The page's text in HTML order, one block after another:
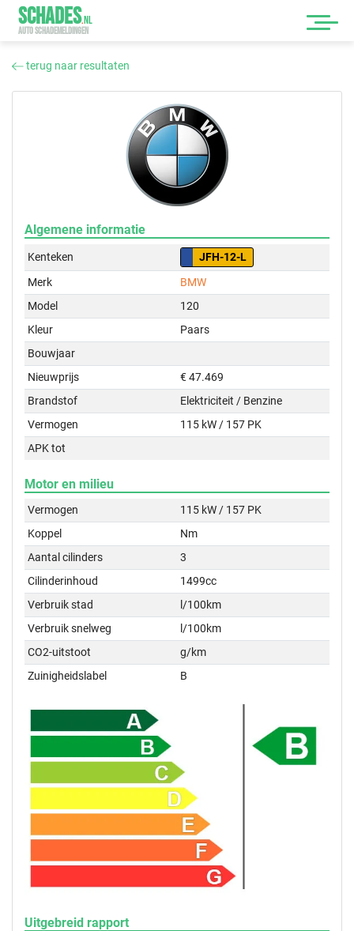
SCHADES.NL
AUTO SCHADEMELDINGEN
terug naar resultaten
Algemene informatie
Kenteken
JFH-12-L
Merk
BMW
Model
120
Kleur
Paars
Bouwjaar
Nieuwprijs
€ 47.469
Brandstof
Elektriciteit / Benzine
Vermogen
115 kW / 157 PK
APK tot
Motor en milieu
Vermogen
115 kW / 157 PK
Koppel
Nm
Aantal cilinders
3
Cilinderinhoud
1499cc
Verbruik stad
l/100km
Verbruik snelweg
l/100km
CO2-uitstoot
g/km
Zuinigheidslabel
B
Uitgebreid rapport